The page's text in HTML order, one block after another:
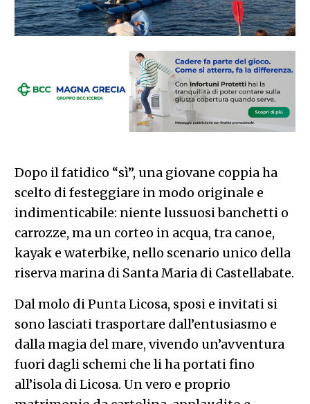
Dopo il fatidico “sì”, una giovane coppia ha
scelto di festeggiare in modo originale e
indimenticabile: niente lussuosi banchetti o
carrozze, ma un corteo in acqua, tra canoe,
kayak e waterbike, nello scenario unico della
riserva marina di Santa Maria di Castellabate.
Dal molo di Punta Licosa, sposi e invitati si
sono lasciati trasportare dall’entusiasmo e
dalla magia del mare, vivendo un’avventura
fuori dagli schemi che li ha portati fino
all’isola di Licosa. Un vero e proprio